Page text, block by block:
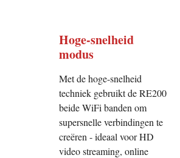
Hoge-snelheid
modus
Met de hoge-snelheid
techniek gebruikt de RE200
beide WiFi banden om
supersnelle verbindingen te
creëren - ideaal voor HD
video streaming, online